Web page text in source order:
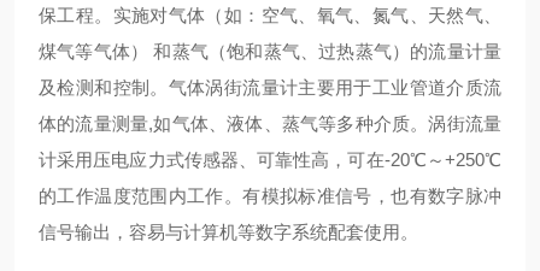
保工程。实施对气体（如：空气、氧气、氮气、天然气、
煤气等气体） 和蒸气（饱和蒸气、过热蒸气）的流量计量
及检测和控制。气体涡街流量计主要用于工业管道介质流
体的流量测量,如气体、液体、蒸气等多种介质。涡街流量
计采用压电应力式传感器、可靠性高，可在-20℃～+250℃
的工作温度范围内工作。有模拟标准信号，也有数字脉冲
信号输出，容易与计算机等数字系统配套使用。